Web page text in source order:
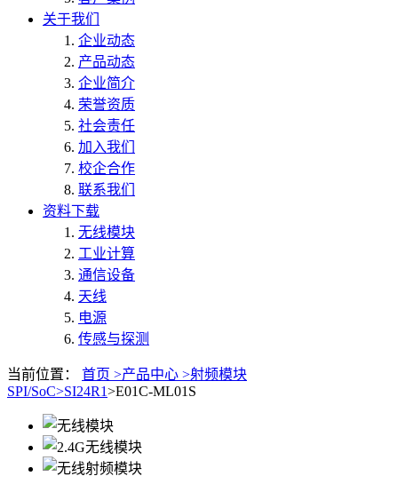
关于我们
企业动态
产品动态
企业简介
荣誉资质
社会责任
加入我们
校企合作
联系我们
资料下载
无线模块
工业计算
通信设备
天线
电源
传感与探测
当前位置： 首页 >产品中心 >射频模块
SPI/SoC>SI24R1>E01C-ML01S